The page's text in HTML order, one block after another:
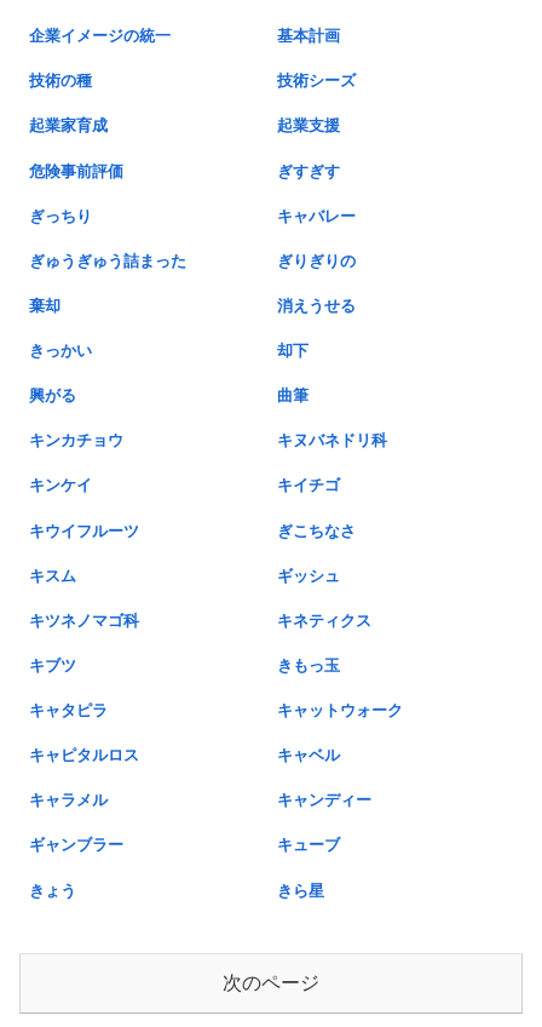
企業イメージの統一 基本計画
技術の種 技術シーズ
起業家育成 起業支援
危険事前評価 ぎすぎす
ぎっちり キャバレー
ぎゅうぎゅう詰まった ぎりぎりの
棄却 消えうせる
きっかい 却下
興がる 曲筆
キンカチョウ キヌバネドリ科
キンケイ キイチゴ
キウイフルーツ ぎこちなさ
キスム ギッシュ
キツネノマゴ科 キネティクス
キブツ きもっ玉
キャタピラ キャットウォーク
キャピタルロス キャベル
キャラメル キャンディー
ギャンブラー キューブ
きょう きら星
次のページ